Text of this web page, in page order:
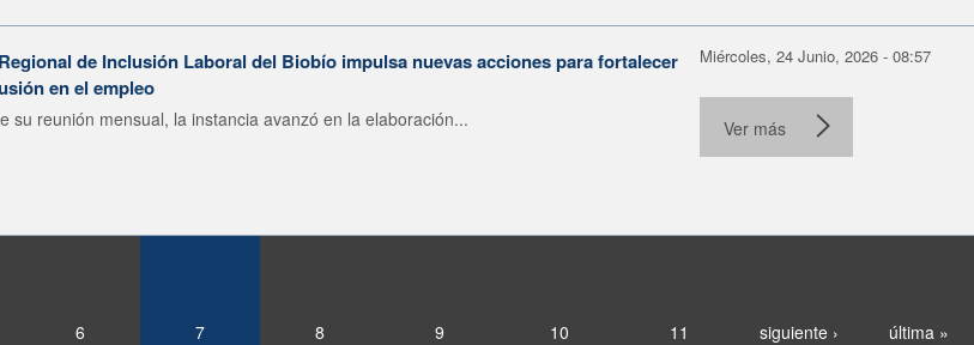
de Inclusión Laboral del Biobío impulsa nuevas acciones para fortalecer
en el empleo
su reunión mensual, la instancia avanzó en la elaboración...
Miércoles, 24 Junio, 2026 - 08:57
Ver más
6 7 8 9 10 11 siguiente › última »